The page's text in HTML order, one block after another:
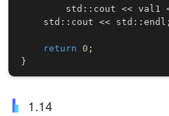
        std
:: cout << val1
    std
:: cout << std :: endl ;
return 0 ;
}
1.14